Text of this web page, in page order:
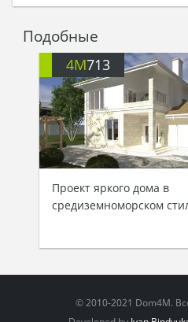
приснится твой путь
Крестьянин покинул ее
год в его жизни
даже став богатым и
дом Феи Снов, который
моды и красоты во всей
Подобные
4M713
Проект яркого дома в
средиземноморском
© 2010-2021 Dom4M.